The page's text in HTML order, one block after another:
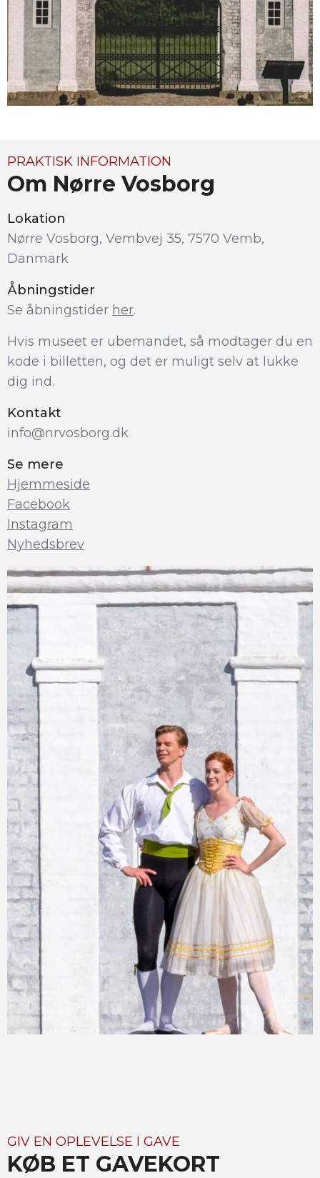
PRAKTISK INFORMATION
Om Nørre Vosborg
Lokation
Nørre Vosborg, Vembvej 35, 7570 Vemb,
Danmark
Åbningstider
Se åbningstider her.
Hvis museet er ubemandet, så modtager du en
kode i billetten, og det er muligt selv at lukke
dig ind.
Kontakt
info@nrvosborg.dk
Se mere
Hjemmeside
Facebook
Instagram
Nyhedsbrev
GIV EN OPLEVELSE I GAVE
KØB ET GAVEKORT